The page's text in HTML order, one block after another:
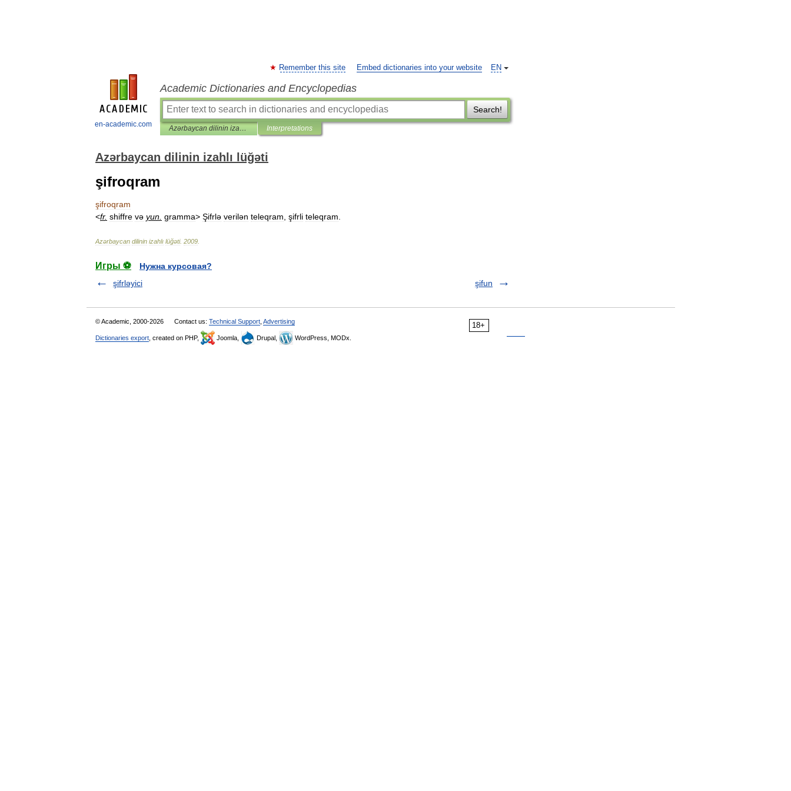
en-academic.com
EN
Remember this site Embed dictionaries into your website
Academic Dictionaries and Encyclopedias
Search!
Azərbaycan dilinin izahlı lüğəti Interpretations
Azərbaycan dilinin izahlı lüğəti
şifroqram
şifroqram
<fr. shiffre və yun gramma> Şifrlə verilən teleqram şifrli teleqram
Azərbaycan dilinin izahlı lüğəti. 2009
Игры ⚽
Нужна курсовая?
şifrləyici
şifun
18+
© Academic, 2000-2026 Contact us: Technical Support Advertising
Dictionaries export , created on PHP, Joomla, Drupal, WordPress, MODx.